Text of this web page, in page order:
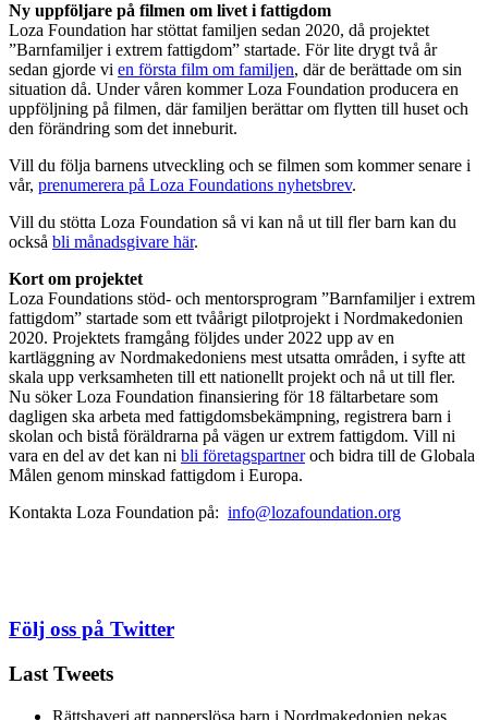
Ny uppföljare på filmen om livet i fattigdom
Loza Foundation har stöttat familjen sedan 2020, då projektet
”Barnfamiljer i extrem fattigdom” startade. För lite drygt två år
sedan gjorde vi en första film om familjen, där de berättade om sin
situation då. Under våren kommer Loza Foundation producera en
uppföljning på filmen, där familjen berättar om flytten till huset och
den förändring som det inneburit.
Vill du följa barnens utveckling och se filmen som kommer senare i
vår, prenumerera på Loza Foundations nyhetsbrev.
Vill du stötta Loza Foundation så vi kan nå ut till fler barn kan du
också bli månadsgivare här.
Kort om projektet
Loza Foundations stöd- och mentorsprogram ”Barnfamiljer i extrem
fattigdom” startade som ett tvåårigt pilotprojekt i Nordmakedonien
2020. Projektets framgång följdes under 2022 upp av en
kartläggning av Nordmakedoniens mest utsatta områden, i syfte att
skala upp verksamheten till ett nationellt projekt och nå ut till fler.
Nu söker Loza Foundation finansiering för 18 fältarbetare som
dagligen ska arbeta med fattigdomsbekämpning, registrera barn i
skolan och bistå föräldrarna på vägen ur extrem fattigdom. Vill ni
vara en del av det kan ni bli företagspartneroch bidra till de Globala
Målen genom minskad fattigdom i Europa.
Kontakta Loza Foundation på: info@lozafoundation.org
Följ oss på Twitter
Last Tweets
Rättshaveri att papperslösa barn i Nordmakedonien nekas